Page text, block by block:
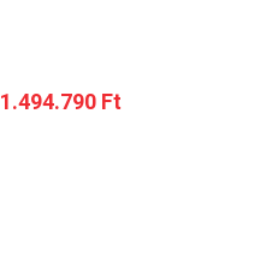
1.494.790 Ft